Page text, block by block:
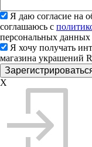
Я даю согласие на
соглашаюсь с
персональных данных
Я хочу получать
магазина украшений
X